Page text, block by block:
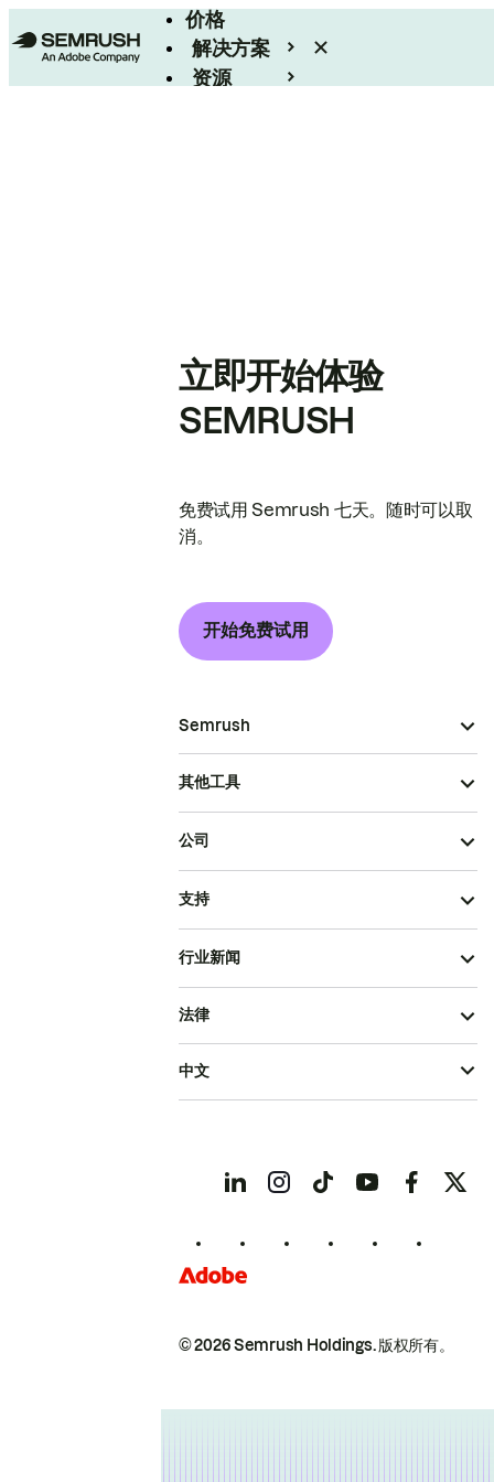
价格
解决方案
资源
立即开始体验
SEMRUSH
免费试用 Semrush 七天。随时可以取
消。
开始免费试用
Semrush
其他工具
公司
支持
行业新闻
© 2026 Semrush Holdings.版权所有。
法律
中文